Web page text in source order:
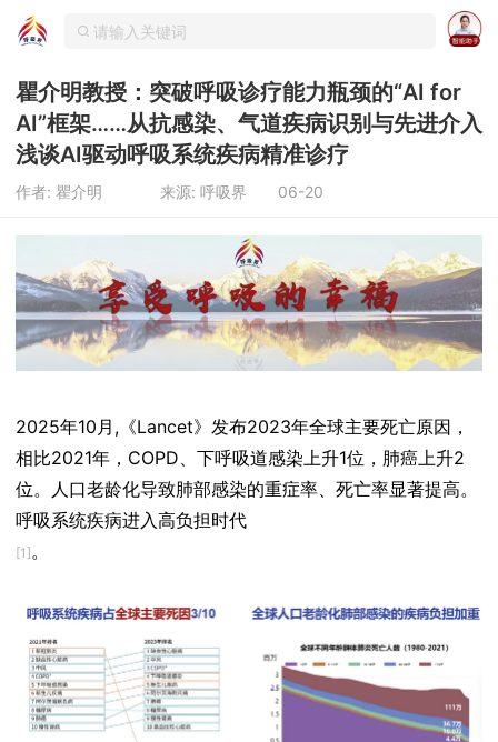
瞿介明教授：突破呼吸诊疗能力瓶颈的“AI for
AI”框架……从抗感染、气道疾病识别与先进介入
浅谈AI驱动呼吸系统疾病精准诊疗
作者: 瞿介明 来源: 呼吸界 06-20
2025年10月,《Lancet》发布2023年全球主要死亡原因，
相比2021年，COPD、下呼吸道感染上升1位，肺癌上升2
位。人口老龄化导致肺部感染的重症率、死亡率显著提高。
呼吸系统疾病进入高负担时代
[1] 。